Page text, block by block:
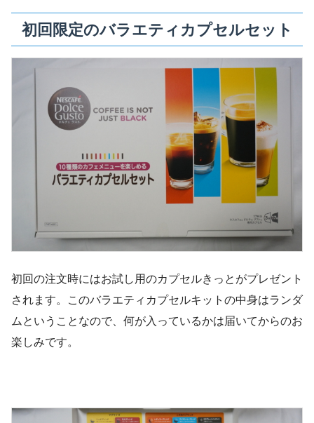
初回限定のバラエティカプセルセット
初回の注文時にはお試し用のカプセルきっとがプレゼント
されます。このバラエティカプセルキットの中身はランダ
ムということなので、何が入っているかは届いてからのお
楽しみです。